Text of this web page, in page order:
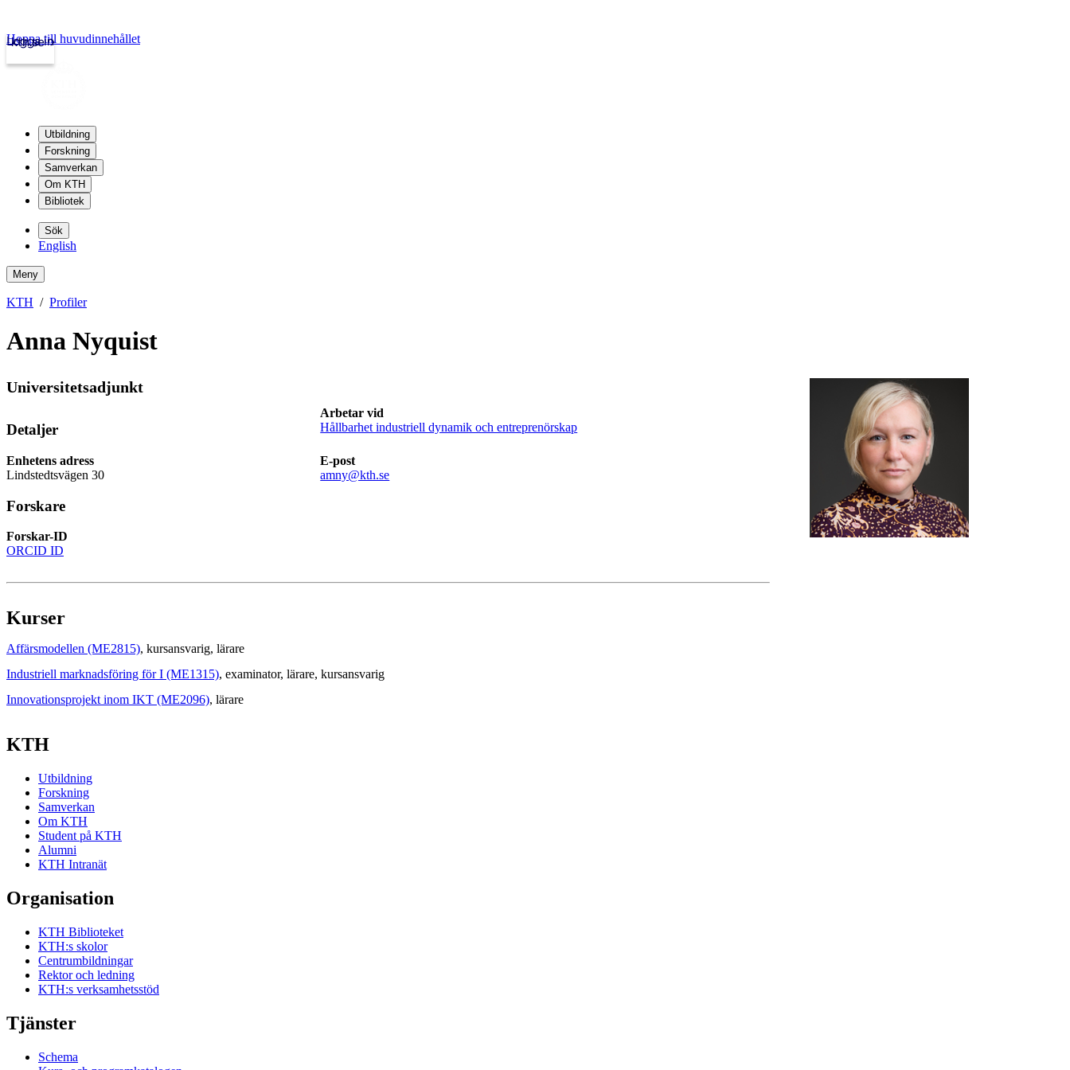
kth.se
Logga in
Hoppa till huvudinnehållet
Utbildning
Forskning
Samverkan
Om KTH
Bibliotek
Sök
English
Meny
KTH Profiler
Anna Nyquist
Universitetsadjunkt
Detaljer
Arbetar vid
Hållbarhet industriell dynamik och entreprenörskap
Enhetens adress
Lindstedtsvägen 30
E-post
amny@kth.se
Forskare
Forskar-ID
ORCID ID
Kurser
Affärsmodellen (ME2815), kursansvarig, lärare
Industriell marknadsföring för I (ME1315), examinator, lärare, kursansvarig
Innovationsprojekt inom IKT (ME2096), lärare
KTH
Utbildning
Forskning
Samverkan
Om KTH
Student på KTH
Alumni
KTH Intranät
Organisation
KTH Biblioteket
KTH:s skolor
Centrumbildningar
Rektor och ledning
KTH:s verksamhetsstöd
Tjänster
Schema